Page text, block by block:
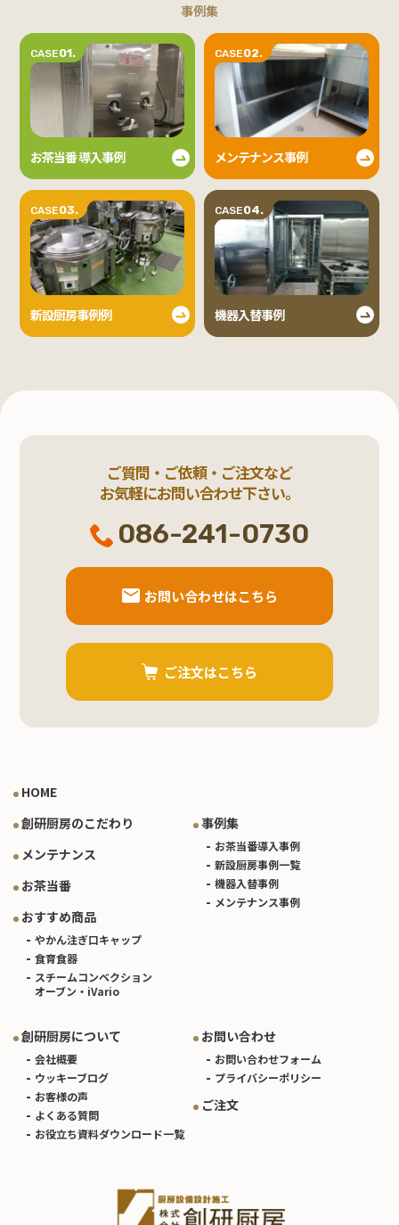
事例集
CASE01.
お茶当番 導入事例
CASE02.
メンテナンス事例
CASE03.
新設厨房事例例
CASE04.
機器入替事例
ご質問・ご依頼・ご注文など
お気軽にお問い合わせ下さい。
086-241-0730
お問い合わせはこちら
ご注文はこちら
HOME
創研厨房のこだわり
メンテナンス
お茶当番
おすすめ商品
やかん注ぎ口キャップ
食育食器
スチームコンベクション
オーブン・iVario
事例集
お茶当番導入事例
新設厨房事例一覧
機器入替事例
メンテナンス事例
創研厨房について
会社概要
ウッキーブログ
お客様の声
よくある質問
お役立ち資料ダウンロード一覧
お問い合わせ
お問い合わせフォーム
プライバシーポリシー
ご注文